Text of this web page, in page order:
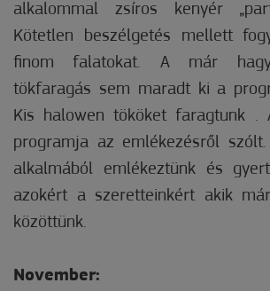
alkalommal zsíros kenyér
Kötetlen beszélgetés mellett
finom falatokat. A már
tökfaragás sem maradt ki a
Kis halowen tököket faragtunk .
programja az emlékezésről
alkalmából emlékeztünk és
azokért a szeretteinkért akik
közöttünk.
November: